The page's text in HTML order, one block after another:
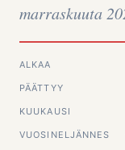
marraskuuta
ALKAA
PÄÄTTYY
KUUKAUSI
VUOSINELJÄNNES